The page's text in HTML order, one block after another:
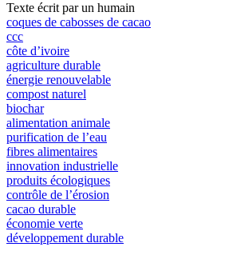
Texte écrit par un humain
coques de cabosses de cacao
ccc
côte d’ivoire
agriculture durable
énergie renouvelable
compost naturel
biochar
alimentation animale
purification de l’eau
fibres alimentaires
innovation industrielle
produits écologiques
contrôle de l’érosion
cacao durable
économie verte
développement durable